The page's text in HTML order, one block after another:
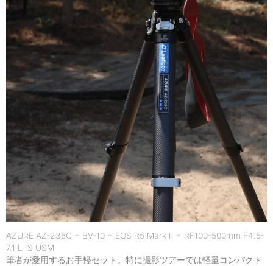
AZURE AZ-235C + BV-10 + EOS R5 Mark II + RF100-500mm F4.5-
7.1 L IS USM
筆者が愛用するお手軽セット。特に撮影ツアーでは軽量コンパクト